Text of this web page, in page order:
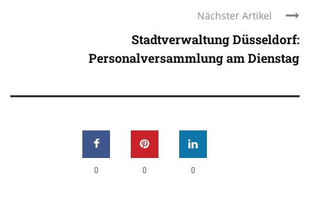
Nächster Artikel
Stadtverwaltung Düsseldorf:
Personalversammlung am Dienstag
0 0 0